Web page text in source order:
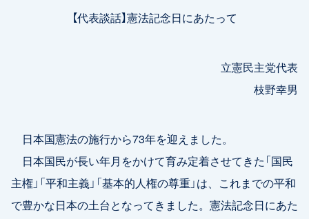
【代表談話】憲法記念日にあたって
立憲民主党代表
枝野幸男
日本国憲法の施行から73年を迎えました。
日本国民が長い年月をかけて育み定着させてきた「国民
主権」「平和主義」「基本的人権の尊重」は、これまでの平和
で豊かな日本の土台となってきました。憲法記念日にあた